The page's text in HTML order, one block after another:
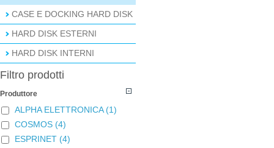
CASE E DOCKING HARD DISK
HARD DISK ESTERNI
HARD DISK INTERNI
Filtro prodotti
Produttore
ALPHA ELETTRONICA(1)
COSMOS (4)
ESPRINET (4)